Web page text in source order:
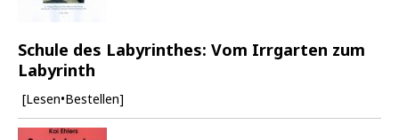
Schule des Labyrinthes: Vom Irrgarten zum
Labyrinth
[Lesen•Bestellen]